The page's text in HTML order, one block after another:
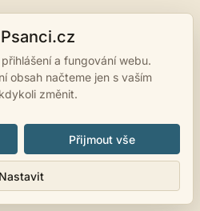
a fungování webu.
obsah načteme jen s vaším
změnit.
Nastavit
Přijmout vše